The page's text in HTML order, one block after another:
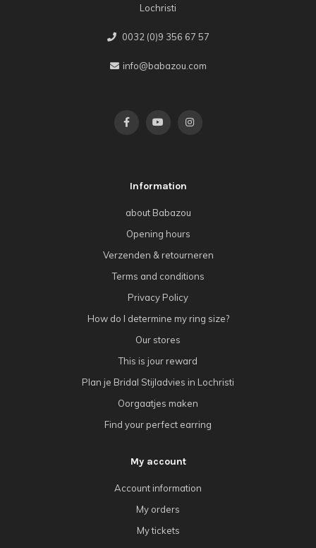
Lochristi
0032 (0)9 356 67 57
info@babazou.com
Information
about Babazou
Opening hours
Verzenden & retourneren
Terms and conditions
Privacy Policy
How do I determine my ring size?
Our stores
This is jour reward
Plan je Bridal Stijladvies in Lochristi
Oorgaatjes maken
Find your perfect earring
My account
Account information
My orders
My tickets